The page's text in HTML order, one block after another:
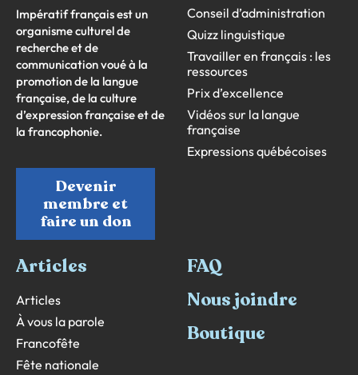
Impératif français est un
organisme culturel de
recherche et de
communication voué à la
promotion de la langue
française, de la culture
d’expression française et de
la francophonie.
Devenir
membre et
faire un don
Conseil d’administration
Quizz linguistique
Travailler en français : les
ressources
Prix d’excellence
Vidéos sur la langue
française
Expressions québécoises
Articles
Articles
À vous la parole
Francofête
Fête nationale
FAQ
Nous joindre
Boutique